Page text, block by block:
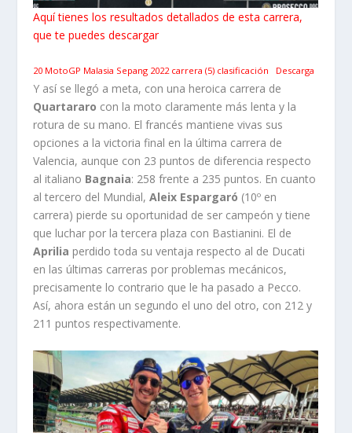
Aquí tienes los resultados detallados de esta carrera,
que te puedes descargar
20 MotoGP Malasia Sepang 2022 carrera (5) clasificación Descarga
Y así se llegó a meta, con una heroica carrera de
Quartararo con la moto claramente más lenta y la
rotura de su mano. El francés mantiene vivas sus
opciones a la victoria final en la última carrera de
Valencia, aunque con 23 puntos de diferencia respecto
al italiano Bagnaia: 258 frente a 235 puntos. En cuanto
al tercero del Mundial,Aleix Espargaró (10º en
carrera) pierde su oportunidad de ser campeón y tiene
que luchar por la tercera plaza con Bastianini. El de
Aprilia perdido toda su ventaja respecto al de Ducati
en las últimas carreras por problemas mecánicos,
precisamente lo contrario que le ha pasado a Pecco.
Así, ahora están un segundo el uno del otro, con 212 y
211 puntos respectivamente.